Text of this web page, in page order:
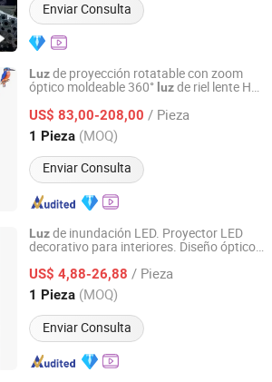
Enviar Consulta
Luzde proyección rotatable con zoom
óptico moldeable 360° luzde riel lente HD
comercial de grado museo
US$ 83,00-208,00 / Pieza
1 Pieza (MOQ)
Enviar Consulta
Co., Ltd
Desde 2023
Luzde inundación LED. Proyector LED
decorativo para interiores. Diseño óptico
amigable con los ojos
US$ 4,88-26,88 / Pieza
1 Pieza (MOQ)
Enviar Consulta
Information Technology Co., Ltd.
Desde 2026